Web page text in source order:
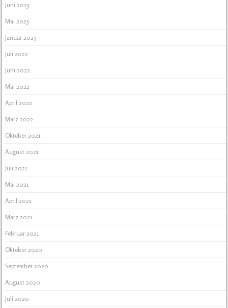
Juni 2023
Mai 2023
Januar 2023
Juli 2022
Juni 2022
Mai 2022
April 2022
März 2022
Oktober 2021
August 2021
Juli 2021
Mai 2021
April 2021
März 2021
Februar 2021
Oktober 2020
September 2020
August 2020
Juli 2020